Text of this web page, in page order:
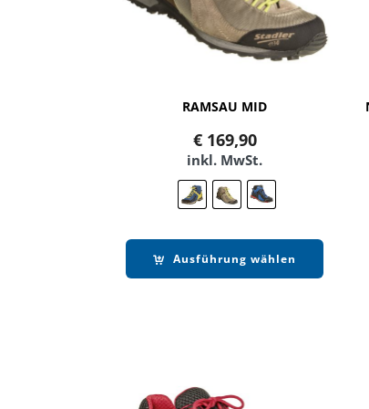
RAMSAU MID
€169,90
inkl. MwSt.
Ausführung wählen